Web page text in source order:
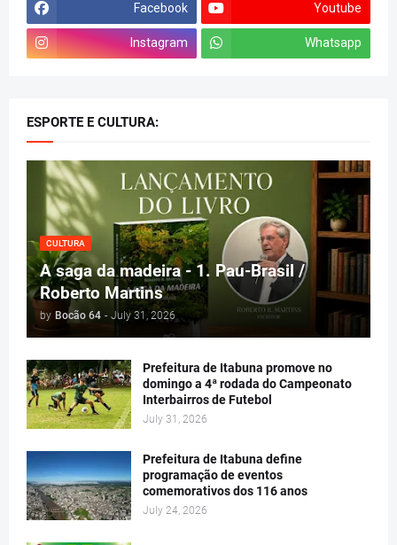
Facebook Youtube
Instagram Whatsapp
ESPORTE E CULTURA:
CULTURA
A saga da madeira - 1. Pau-Brasil /
Roberto Martins
by Bocão 64 - July 31, 2026
Prefeitura de Itabuna promove no
domingo a 4ª rodada do Campeonato
Interbairros de Futebol
July 31, 2026
Prefeitura de Itabuna define
programação de eventos
comemorativos dos 116 anos
July 24, 2026